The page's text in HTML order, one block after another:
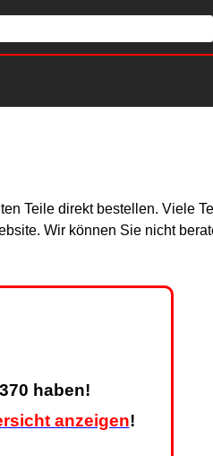
Teile direkt bestellen. Viele
Wir können Sie nicht
haben!
anzeigen!